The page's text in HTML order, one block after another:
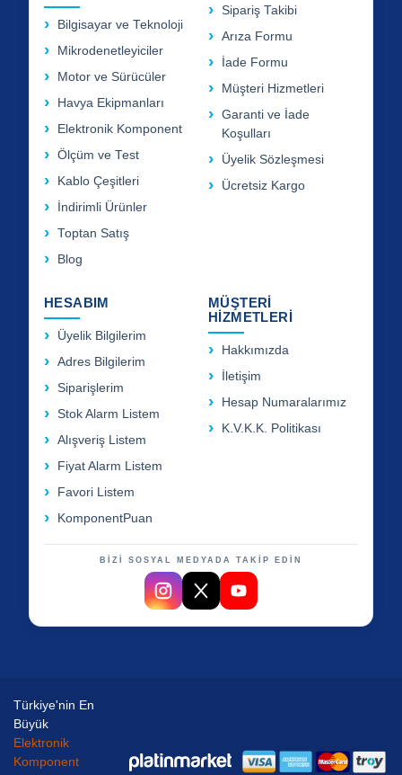
Bilgisayar ve Teknoloji
Mikrodenetleyiciler
Motor ve Sürücüler
Havya Ekipmanları
Elektronik Komponent
Ölçüm ve Test
Kablo Çeşitleri
İndirimli Ürünler
Toptan Satış
Blog
Sipariş Takibi
Arıza Formu
İade Formu
Müşteri Hizmetleri
Garanti ve İade
Koşulları
Üyelik Sözleşmesi
Ücretsiz Kargo
HESABIM
Üyelik Bilgilerim
Adres Bilgilerim
Siparişlerim
Stok Alarm Listem
Alışveriş Listem
Fiyat Alarm Listem
Favori Listem
KomponentPuan
MÜŞTERİ
HİZMETLERİ
Hakkımızda
İletişim
Hesap Numaralarımız
K.V.K.K. Politikası
BİZİ SOSYAL MEDYADA TAKİP EDİN
Türkiye'nin En
Büyük
Elektronik
Komponent